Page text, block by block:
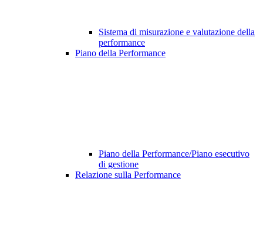
Sistema di misurazione e valutazione della
performance
Piano della Performance
Piano della Performance/Piano esecutivo
di gestione
Relazione sulla Performance